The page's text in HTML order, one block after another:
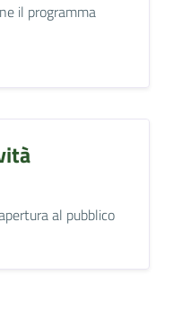
il programma
al pubblico